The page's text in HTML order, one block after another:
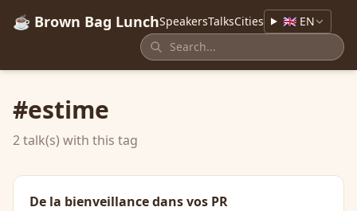
☕ Brown Bag LunchSpeakersTalksCities 🇬🇧 EN
#estime
2 talk(s) with this tag
De la bienveillance dans vos PR